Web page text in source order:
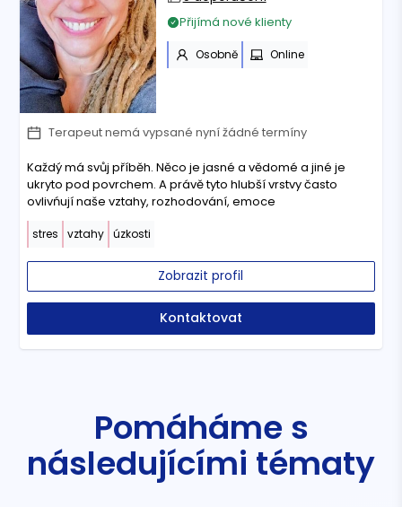
Přijímá nové klienty
Osobně Online
Terapeut nemá vypsané nyní žádné termíny
Každý má svůj příběh. Něco je jasné a vědomé a jiné je
ukryto pod povrchem. A právě tyto hlubší vrstvy často
ovlivńují naše vztahy, rozhodování, emoce
stres vztahy úzkosti
Zobrazit profil
Kontaktovat
Pomáháme s
následujícími tématy